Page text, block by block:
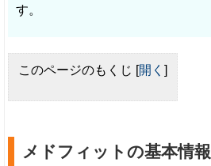
す。
このページのもくじ [開く]
メドフィットの基本情報